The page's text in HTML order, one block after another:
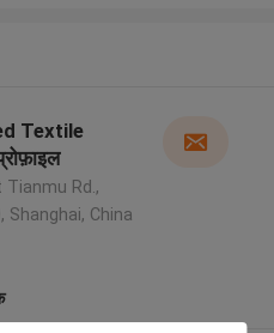
Textile
Tianmu Rd.,
Shanghai, China